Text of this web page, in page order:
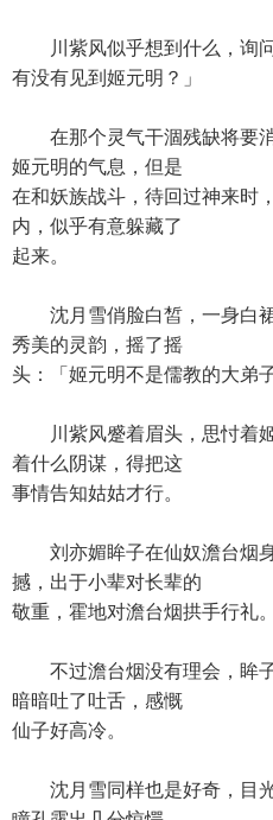
川紫风似乎想到什么，询问
有没有见到姬元明？」
在那个灵气干涸残缺将要消
姬元明的气息，但是
在和妖族战斗，待回过神来时
内，似乎有意躲藏了
起来。
沈月雪俏脸白皙，一身白裙
秀美的灵韵，摇了摇
头：「姬元明不是儒教的大弟
川紫风蹙着眉头，思忖着姬
着什么阴谋，得把这
事情告知姑姑才行。
刘亦媚眸子在仙奴澹台烟身
撼，出于小辈对长辈的
敬重，霍地对澹台烟拱手行礼。
不过澹台烟没有理会，眸子
暗暗吐了吐舌，感慨
仙子好高冷。
沈月雪同样也是好奇，目光